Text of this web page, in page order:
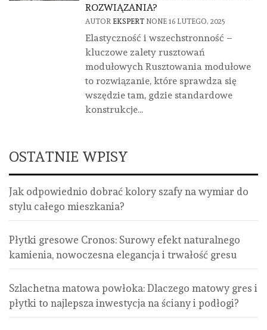
ROZWIĄZANIA?
AUTOR EKSPERT NONE 16 LUTEGO, 2025
Elastyczność i wszechstronność –
kluczowe zalety rusztowań
modułowych Rusztowania modułowe
to rozwiązanie, które sprawdza się
wszędzie tam, gdzie standardowe
konstrukcje...
OSTATNIE WPISY
Jak odpowiednio dobrać kolory szafy na wymiar do
stylu całego mieszkania?
Płytki gresowe Cronos: Surowy efekt naturalnego
kamienia, nowoczesna elegancja i trwałość gresu
Szlachetna matowa powłoka: Dlaczego matowy gres i
płytki to najlepsza inwestycja na ściany i podłogi?